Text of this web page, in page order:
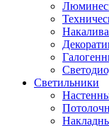
Светильники